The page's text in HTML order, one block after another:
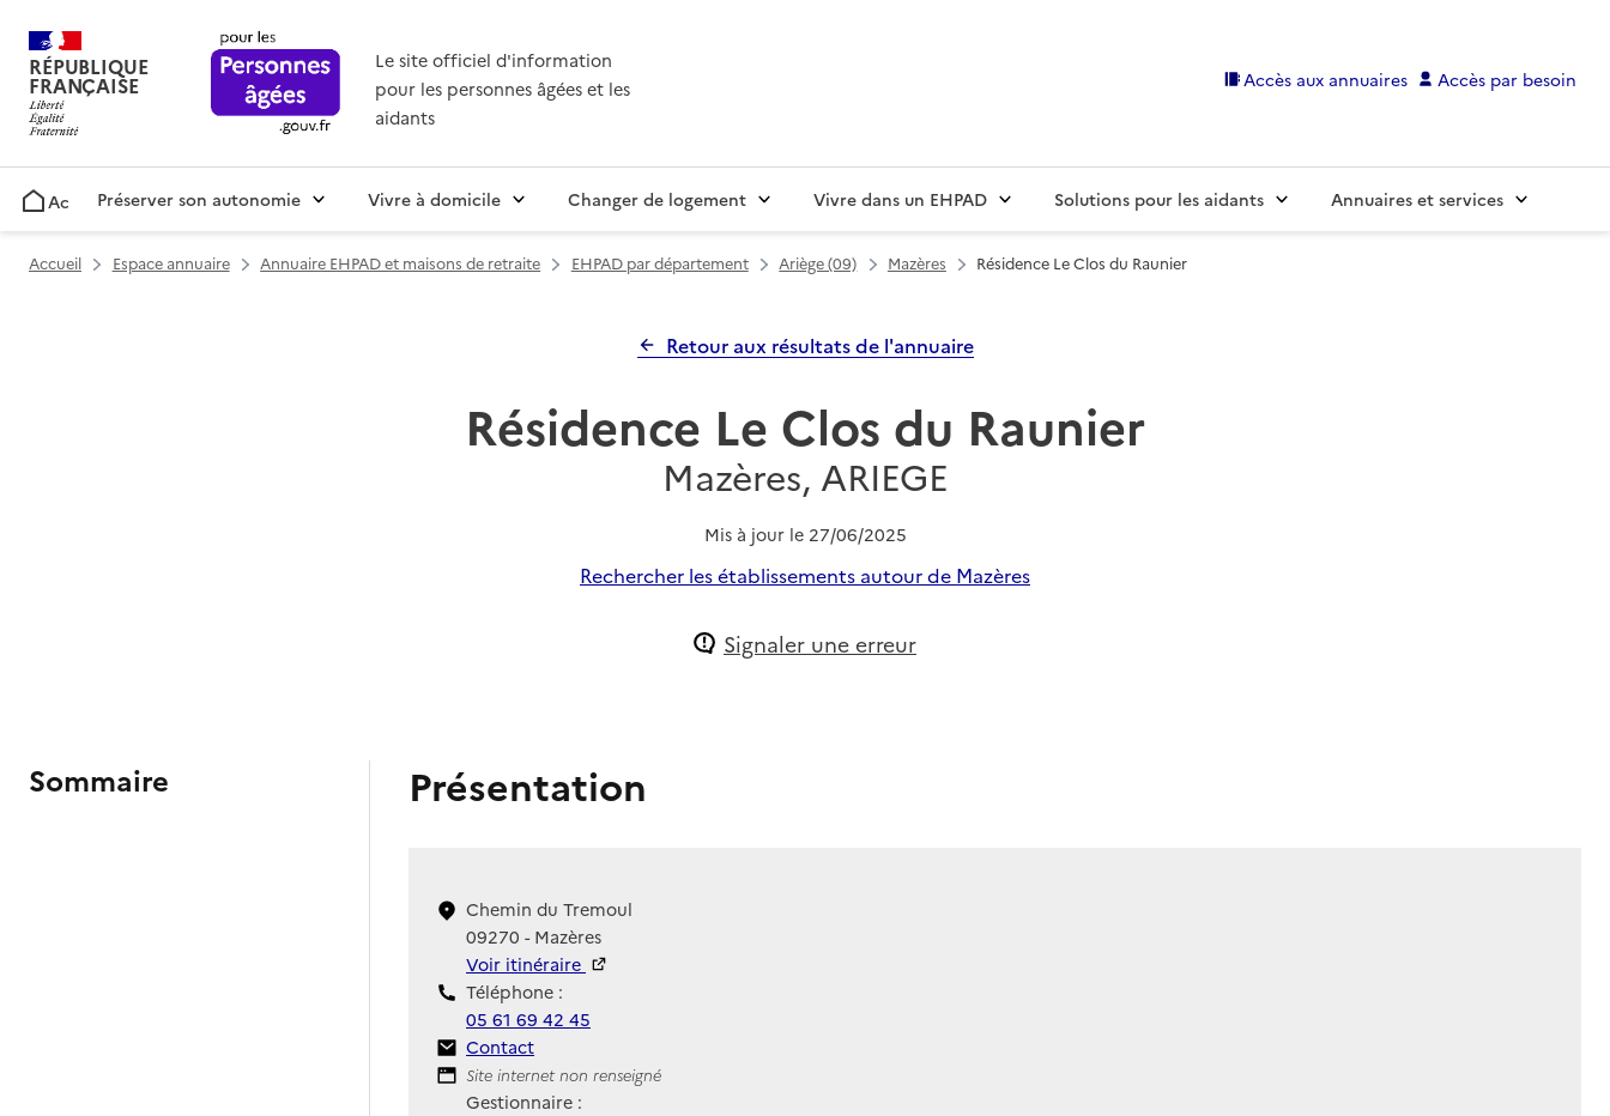
RÉPUBLIQUE
FRANÇAISE
Le site officiel d'information
pour les personnes âgées et les
aidants
Accès aux annuaires Accès par besoin
AccueilPréserver son autonomie Vivre à domicile Changer de logement Vivre dans un EHPAD Solutions pour les aidants Annuaires et services
Accueil Espace annuaire Annuaire EHPAD et maisons de retraite EHPAD par département Ariège (09) Mazères Résidence Le Clos du Raunier
Retour aux résultats de l'annuaire
Résidence Le Clos du Raunier
Mazères, ARIEGE
Mis à jour le 27/06/2025
Rechercher les établissements autour de Mazères
Signaler une erreur
Sommaire Présentation
Chemin du Tremoul
09270 - Mazères
Voir itinéraire
Téléphone :
05 61 69 42 45
Contact
Contact
Site Internet
Site internet non renseigné
Gestionnaire :